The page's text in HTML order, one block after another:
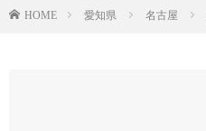
HOME 愛知県 名古屋